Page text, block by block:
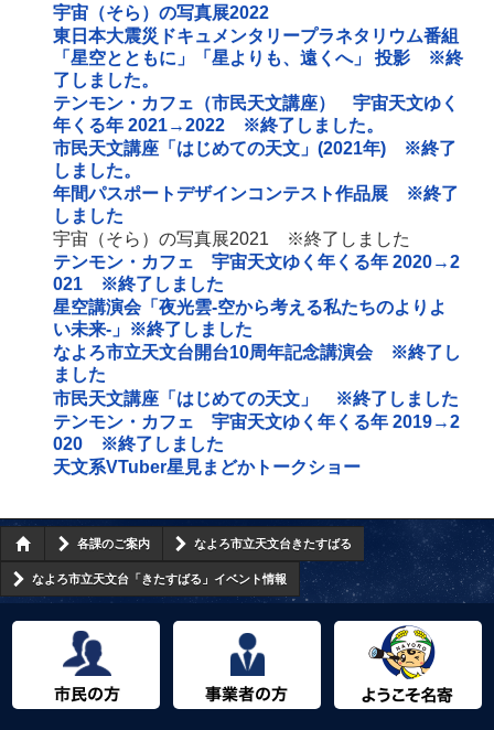
宇宙（そら）の写真展2022
東日本大震災ドキュメンタリープラネタリウム番組
「星空とともに」「星よりも、遠くへ」 投影 ※終
了しました。
テンモン・カフェ（市民天文講座） 宇宙天文ゆく
年くる年 2021→2022 ※終了しました。
市民天文講座「はじめての天文」(2021年) ※終了
しました。
年間パスポートデザインコンテスト作品展 ※終了
しました
宇宙（そら）の写真展2021 ※終了しました
テンモン・カフェ 宇宙天文ゆく年くる年 2020→2
021 ※終了しました
星空講演会「夜光雲‐空から考える私たちのよりよ
い未来‐」※終了しました
なよろ市立天文台開台10周年記念講演会 ※終了し
ました
市民天文講座「はじめての天文」 ※終了しました
テンモン・カフェ 宇宙天文ゆく年くる年 2019→2
020 ※終了しました
天文系VTuber星見まどかトークショー
各課のご案内 なよろ市立天文台きたすばる
なよろ市立天文台「きたすばる」イベント情報